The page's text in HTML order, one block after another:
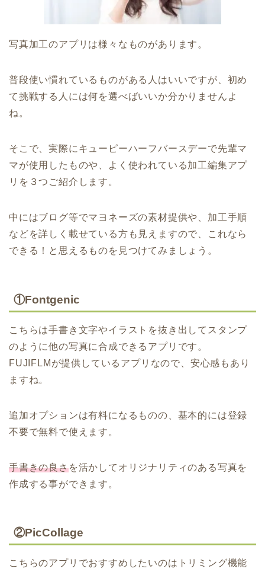
写真加工のアプリは様々なものがあります。
普段使い慣れているものがある人はいいですが、初め
て挑戦する人には何を選べばいいか分かりませんよ
ね。
そこで、実際にキューピーハーフバースデーで先輩マ
マが使用したものや、よく使われている加工編集アプ
リを３つご紹介します。
中にはブログ等でマヨネーズの素材提供や、加工手順
などを詳しく載せている方も見えますので、これなら
できる！と思えるものを見つけてみましょう。
①Fontgenic
こちらは手書き文字やイラストを抜き出してスタンプ
のように他の写真に合成できるアプリです。
FUJIFLMが提供しているアプリなので、安心感もあり
ますね。
追加オプションは有料になるものの、基本的には登録
不要で無料で使えます。
手書きの良さを活かしてオリジナリティのある写真を
作成する事ができます。
②PicCollage
こちらのアプリでおすすめしたいのはトリミング機能